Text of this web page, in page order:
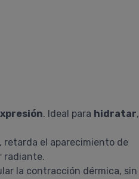
. Ideal para hidratar,
, retarda el aparecimiento de
radiante.
la contracción dérmica, sin